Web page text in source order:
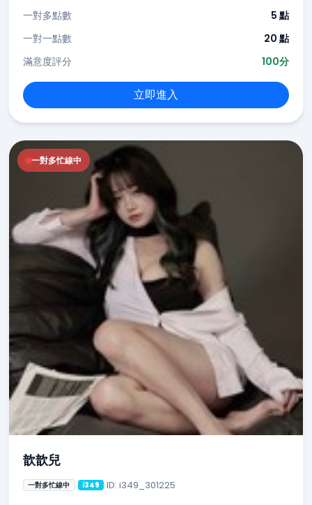
一對多點數
5 點
一對一點數
20 點
滿意度評分
100分
立即進入
一對多忙線中
歆歆兒
一對多忙線中 i349 ID: i349_301225